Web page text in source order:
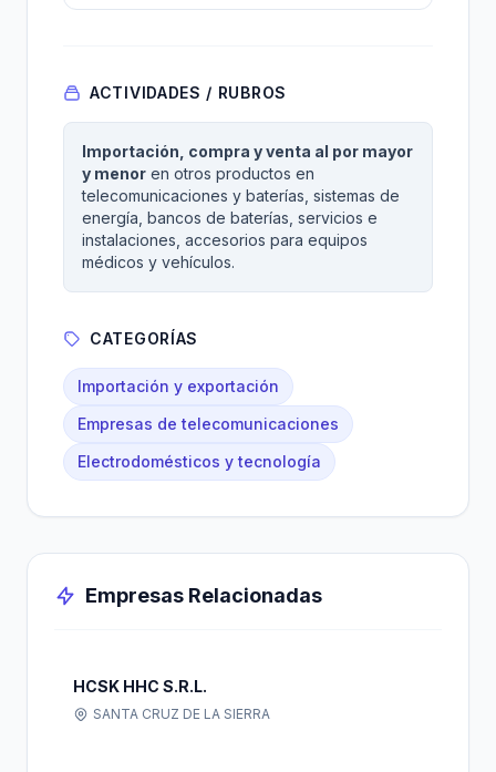
ACTIVIDADES / RUBROS
Importación, compra y venta al por mayor
y menor en otros productos en
telecomunicaciones y baterías, sistemas de
energía, bancos de baterías, servicios e
instalaciones, accesorios para equipos
médicos y vehículos.
CATEGORÍAS
Importación y exportación
Empresas de telecomunicaciones
Electrodomésticos y tecnología
Empresas Relacionadas
HCSK HHC S.R.L.
SANTA CRUZ DE LA SIERRA